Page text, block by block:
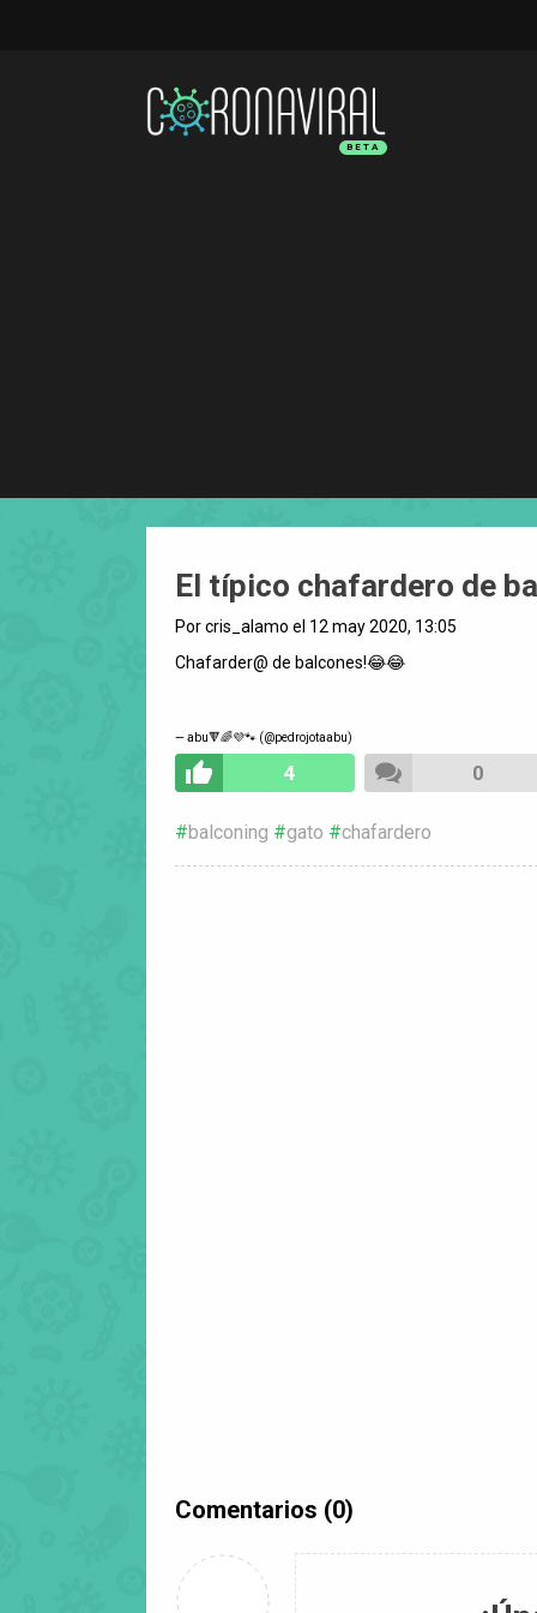
El típico chafardero de
Por cris_alamo el 12 may 2020, 13:05
Chafarder@ de balcones!😂😂
— abu🔻🌈💜🐾 (@pedrojotaabu)
4 0
balconing gato chafardero
Comentarios (0)